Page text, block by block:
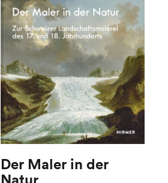
Der Maler in der